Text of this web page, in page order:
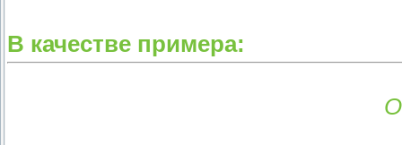
В качестве примера: